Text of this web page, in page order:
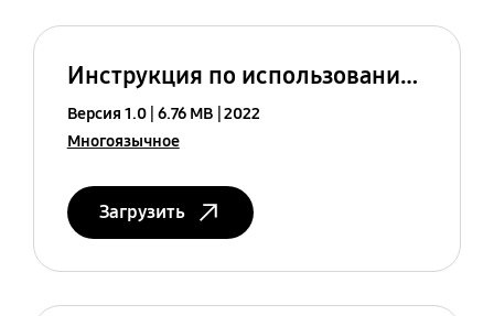
Инструкция по использованию (ASIA_MENA)
Версия 1.0 6.76 MB 2022
Многоязычное
Загрузить